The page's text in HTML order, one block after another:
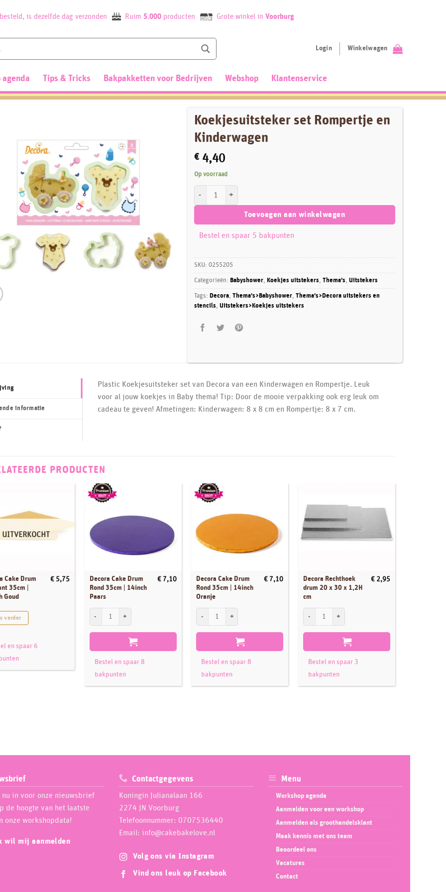
is dezelfde dag verzonden Ruim 5.000producten Grote winkel in Voorburg
Login Winkelwagen
agenda Tips & Tricks Bakpakketten voor Bedrijven Webshop Klantenservice
Koekjesuitsteker set Rompertje en
Kinderwagen
€4,40
Op voorraad
Toevoegen aan winkelwagen
Bestel en spaar 5 bakpunten
SKU: 0255205
Categorieën: Babyshower, Koekjes uitstekers, Thema's, Uitstekers
Tags: Decora, Thema's>Babyshower, Thema's>Decora uitstekers en
stencils, Uitstekers>Koekjes uitstekers
informatie
Plastic Koekjesuitsteker set van Decora van een Kinderwagen en Rompertje. Leuk
voor al jouw koekjes in Baby thema! Tip: Door de mooie verpakking ook erg leuk om
cadeau te geven! Afmetingen: Kinderwagen: 8 x 8 cm en Rompertje: 8 x 7 cm.
PRODUCTEN
UITVERKOCHT
Cake Drum
35cm |
Goud
€5,75
verder
en spaar 6
Decora Cake Drum
Rond 35cm | 14inch
Paars
€7,10
Bestel en spaar 8
bakpunten
Decora Cake Drum
Rond 35cm | 14inch
Oranje
€ 7,10
Bestel en spaar 8
bakpunten
Decora Rechthoek
drum 20 x 30 x 1,2H
cm
€ 2,95
Bestel en spaar 3
bakpunten
in voor onze nieuwsbrief
de hoogte van het laatste
onze workshopdata!
wil mij aanmelden
Contactgegevens
Koningin Julianalaan 166
2274 JN Voorburg
Telefoonnummer: 0707536440
Email: info@cakebakelove.nl
Volg ons via Instagram
Vind ons leuk op Facebook
Menu
Workshop agenda
Aanmelden voor een workshop
Aanmelden als groothandelsklant
Maak kennis met ons team
Beoordeel ons
Vacatures
Contact